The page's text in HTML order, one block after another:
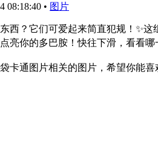
08:18:40 • 图片
西？它们可爱起来简直犯规！✨
亮你的多巴胺！快往下滑，看看哪
卡通图片相关的图片，希望你能喜